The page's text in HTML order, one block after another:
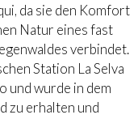
da sie den Komfort
Natur eines fast
verbindet.
Station La Selva
und wurde in dem
zu erhalten und